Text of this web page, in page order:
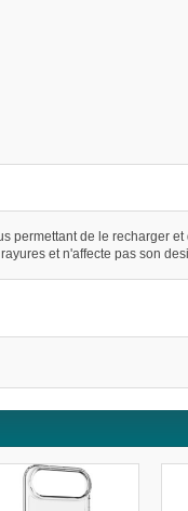
de le recharger
et n'affecte pas son